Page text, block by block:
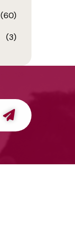
(60)
(3)